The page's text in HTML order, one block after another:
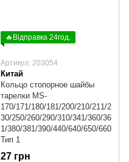
🔥Відправка 24год.
Артикул: 203054
Китай
Кольцо стопорное шайбы
тарелки MS-
170/171/180/181/200/210/211/2
30/250/260/290/310/341/360/36
1/380/381/390/440/640/650/660
Тип 1
27 грн